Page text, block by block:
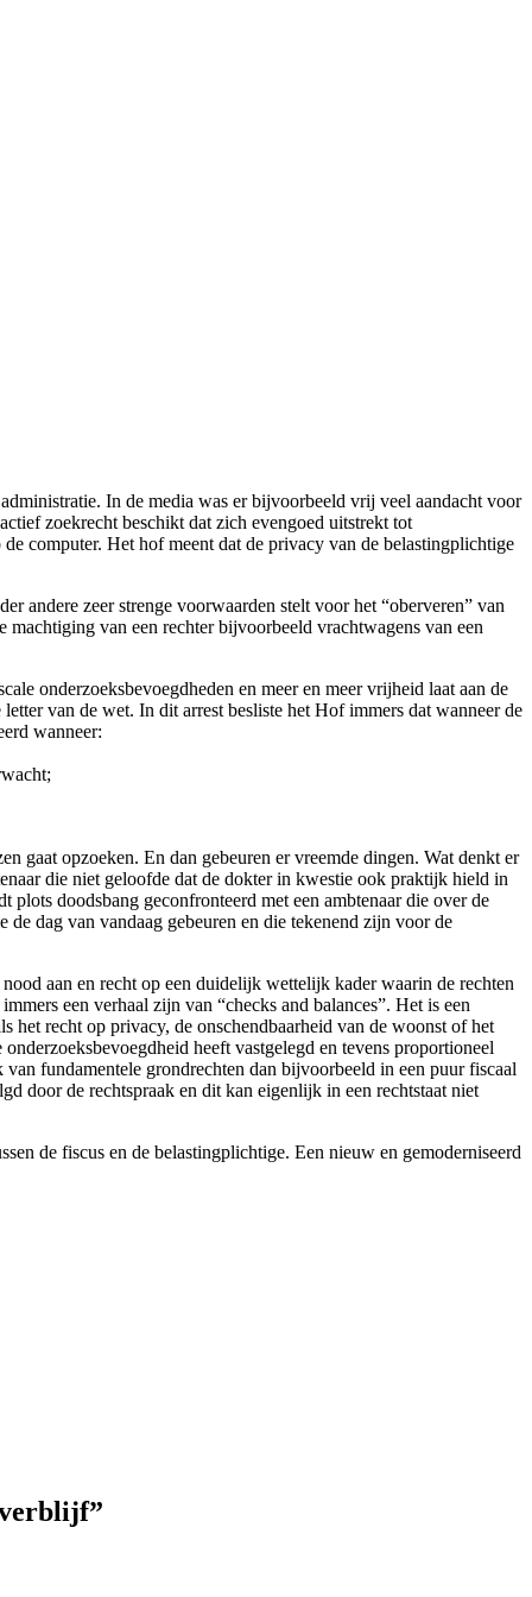
In de media was er bijvoorbeeld vrij veel aandacht voor
zoekrecht beschikt dat zich evengoed uitstrekt tot
computer. Het hof meent dat de privacy van de belastingplichtige
andere zeer strenge voorwaarden stelt voor het “oberveren” van
van een rechter bijvoorbeeld vrachtwagens van een
onderzoeksbevoegdheden en meer en meer vrijheid laat aan de
van de wet. In dit arrest besliste het Hof immers dat wanneer de
wanneer:
gaat opzoeken. En dan gebeuren er vreemde dingen. Wat denkt er
die niet geloofde dat de dokter in kwestie ook praktijk hield in
doodsbang geconfronteerd met een ambtenaar die over de
dag van vandaag gebeuren en die tekenend zijn voor de
aan en recht op een duidelijk wettelijk kader waarin de rechten
een verhaal zijn van “checks and balances”. Het is een
het recht op privacy, de onschendbaarheid van de woonst of het
heeft vastgelegd en tevens proportioneel
fundamentele grondrechten dan bijvoorbeeld in een puur fiscaal
door de rechtspraak en dit kan eigenlijk in een rechtstaat niet
de fiscus en de belastingplichtige. Een nieuw en gemoderniseerd
verblijf”